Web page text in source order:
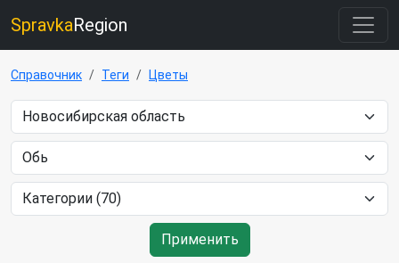
SpravkaRegion
Справочник Теги Цветы
Применить